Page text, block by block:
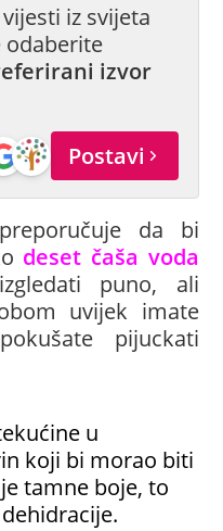
iz svijeta
izvor
Postavi
da bi
deset čaša voda
puno, ali
uvijek imate
pijuckati
u
koji bi morao biti
tamne boje, to